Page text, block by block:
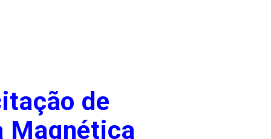
de
Magnética